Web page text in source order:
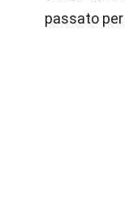
passato